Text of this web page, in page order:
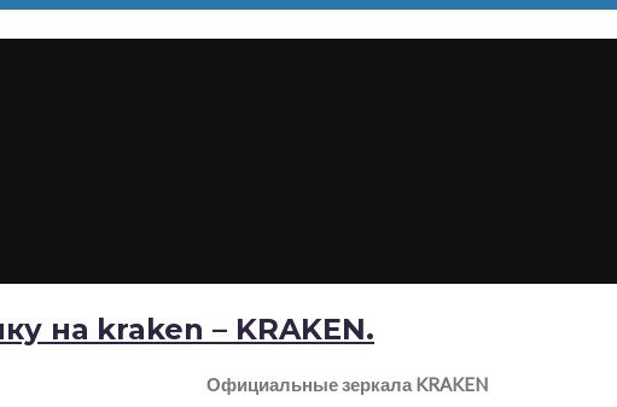
на kraken – KRAKEN.
Официальные зеркала KRAKEN